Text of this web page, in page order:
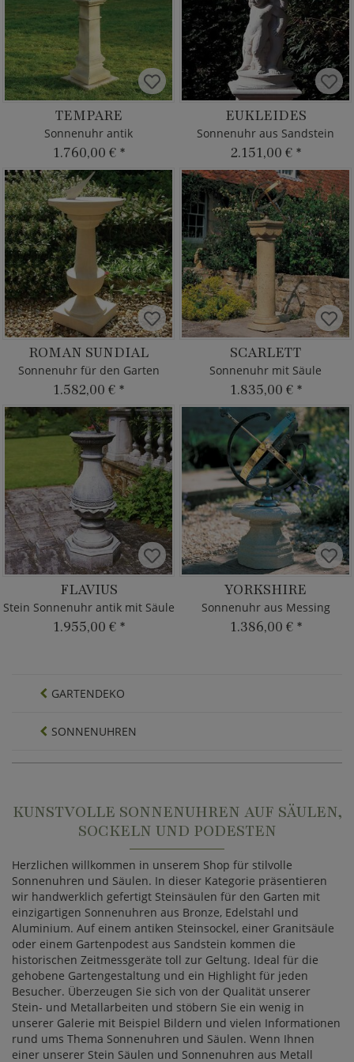
TEMPARE
Sonnenuhr antik
1.760,00 € *
EUKLEIDES
Sonnenuhr aus Sandstein
2.151,00 € *
ROMAN SUNDIAL
Sonnenuhr für den Garten
1.582,00 € *
SCARLETT
Sonnenuhr mit Säule
1.835,00 € *
FLAVIUS
Stein Sonnenuhr antik mit Säule
1.955,00 € *
YORKSHIRE
Sonnenuhr aus Messing
1.386,00 € *
GARTENDEKO
SONNENUHREN
KUNSTVOLLE SONNENUHREN AUF SÄULEN,
SOCKELN UND PODESTEN
Herzlichen willkommen in unserem Shop für stilvolle
Sonnenuhren und Säulen. In dieser Kategorie präsentieren
wir handwerklich gefertigt Steinsäulen für den Garten mit
einzigartigen Sonnenuhren aus Bronze, Edelstahl und
Aluminium. Auf einem antiken Steinsockel, einer Granitsäule
oder einem Gartenpodest aus Sandstein kommen die
historischen Zeitmessgeräte toll zur Geltung. Ideal für die
gehobene Gartengestaltung und ein Highlight für jeden
Besucher. Überzeugen Sie sich von der Qualität unserer
Stein- und Metallarbeiten und stöbern Sie ein wenig in
unserer Galerie mit Beispiel Bildern und vielen Informationen
rund ums Thema Sonnenuhren und Säulen. Wenn Ihnen
einer unserer Stein Säulen und Sonnenuhren aus Metall